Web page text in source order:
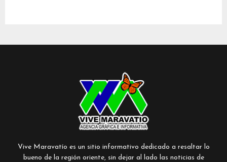
Vive Maravatío es un sitio informativo dedicado a resaltar lo
bueno de la región oriente, sin dejar al lado las noticias de